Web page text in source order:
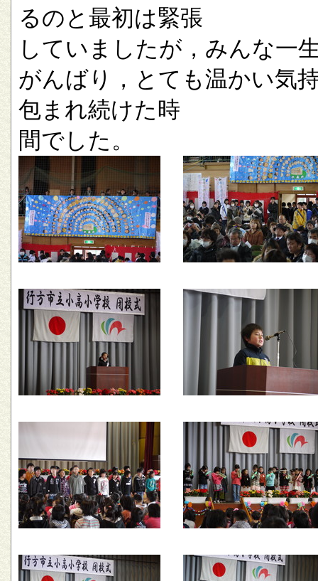
るのと最初は緊張
していましたが，みんな一
がんばり，とても温かい気
包まれ続けた時
間でした。